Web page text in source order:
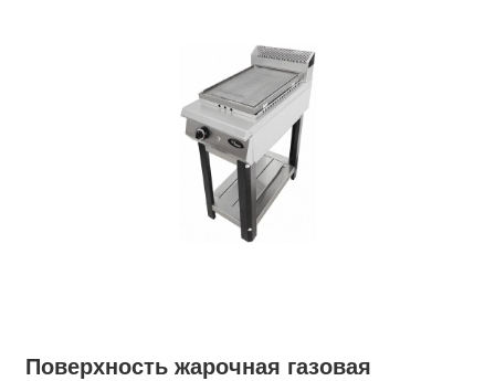
Поверхность жарочная газовая